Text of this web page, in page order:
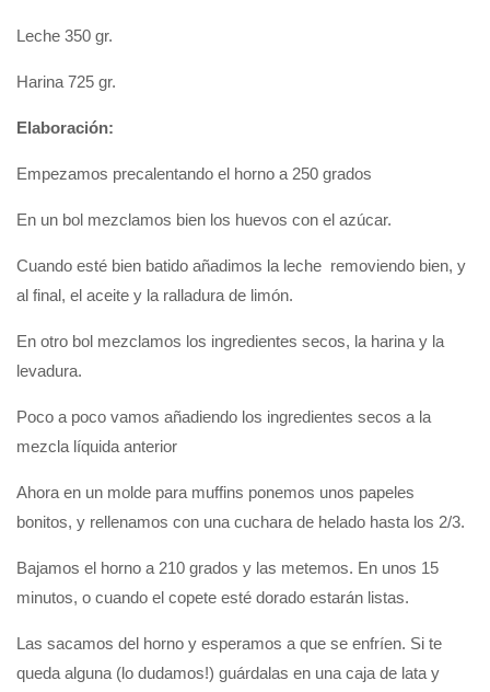
Leche 350 gr.
Harina 725 gr.
Elaboración:
Empezamos precalentando el horno a 250 grados
En un bol mezclamos bien los huevos con el azúcar.
Cuando esté bien batido añadimos la leche removiendo bien, y
al final, el aceite y la ralladura de limón.
En otro bol mezclamos los ingredientes secos, la harina y la
levadura.
Poco a poco vamos añadiendo los ingredientes secos a la
mezcla líquida anterior
Ahora en un molde para muffins ponemos unos papeles
bonitos, y rellenamos con una cuchara de helado hasta los 2/3.
Bajamos el horno a 210 grados y las metemos. En unos 15
minutos, o cuando el copete esté dorado estarán listas.
Las sacamos del horno y esperamos a que se enfríen. Si te
queda alguna (lo dudamos!) guárdalas en una caja de lata y